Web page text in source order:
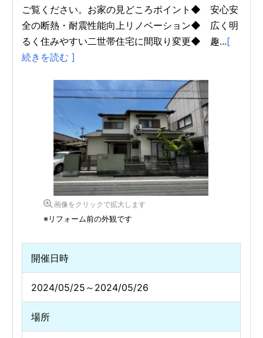
ご覧ください。お家の見どころポイント◆ 安心安
全の断熱・耐震性能向上リノベーション◆ 広く明
るく住みやすい二世帯住宅に間取り変更◆ 趣...[
続きを読む ]
画像をクリックで拡大します
※リフォーム前の外観です
開催日時
2024/05/25～2024/05/26
場所